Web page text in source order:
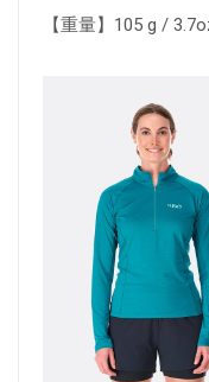
【重量】105 g /